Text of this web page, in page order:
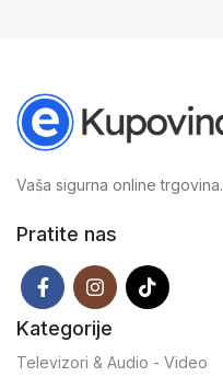
Vaša sigurna online trgovina.
Pratite nas
Kategorije
Televizori & Audio - Video